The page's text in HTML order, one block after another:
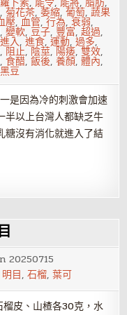
,菊花茶,萎縮,葡萄,蔬果
壓,血管,行為,衰弱,
,變軟,豆子, 豐富,超過,
進入,進食,運動,過多,
, 阻止, 陰莖, 陽痿,雙效,
,食醋,飯後,養顏,體內,
黑豆
是因為冷的刺激會加速
半以上台灣人都缺乏牛
糖沒有消化就進入了結
20250715
明目,石榴,葉可
皮、山楂各30克，水